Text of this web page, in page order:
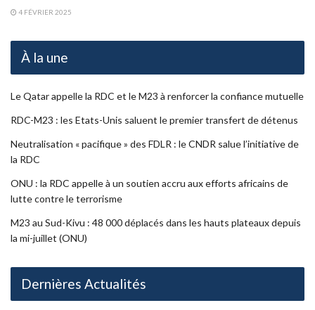
4 FÉVRIER 2025
À la une
Le Qatar appelle la RDC et le M23 à renforcer la confiance mutuelle
RDC-M23 : les Etats-Unis saluent le premier transfert de détenus
Neutralisation « pacifique » des FDLR : le CNDR salue l’initiative de
la RDC
ONU : la RDC appelle à un soutien accru aux efforts africains de
lutte contre le terrorisme
M23 au Sud-Kivu : 48 000 déplacés dans les hauts plateaux depuis
la mi-juillet (ONU)
Dernières Actualités